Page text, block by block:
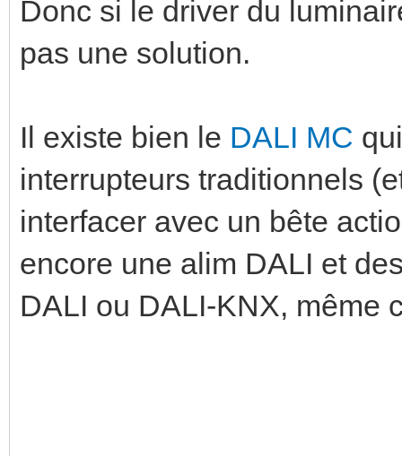
Donc si le driver du
pas une solution.
Il existe bien le DALI MC
interrupteurs traditionnels
interfacer avec un bête
encore une alim DALI et
DALI ou DALI-KNX, même